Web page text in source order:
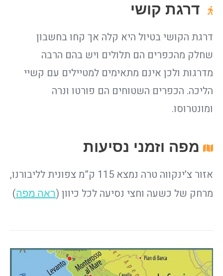
דרגת קושי
דרגת הקושי בטיול היא קלה אך קחו בחשבון
שחלק מהכפרים הם תלולים ויש בהם הרבה
מדרגות ולכן אינם מתאימים למטיילים עם קשיי
הליכה. הכפרים השטוחים הם פורטו ונרה
ומונטרוסו.
מפה וזמני נסיעות
אזור צ’ינקווה טרה נמצא 115 ק”מ צפונית לליבורנו,
מרחק של כשעה וחצי נסיעה לכל כיוון (ראה מפה)